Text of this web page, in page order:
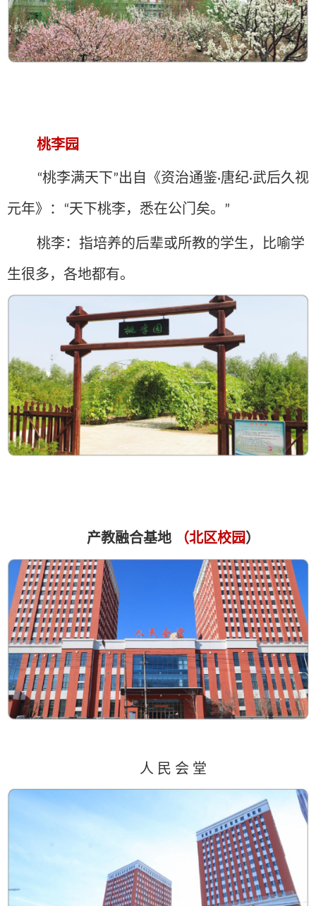
桃李园
“桃李满天下”出自《资治通鉴·唐纪·武后久视
元年》：
“天下桃李，悉在公门矣。 ”
桃李：指培养的后辈或所教的学生，比喻学
生很多，各地都有。
产教融合基地 （北区校园 ）
人 民 会 堂